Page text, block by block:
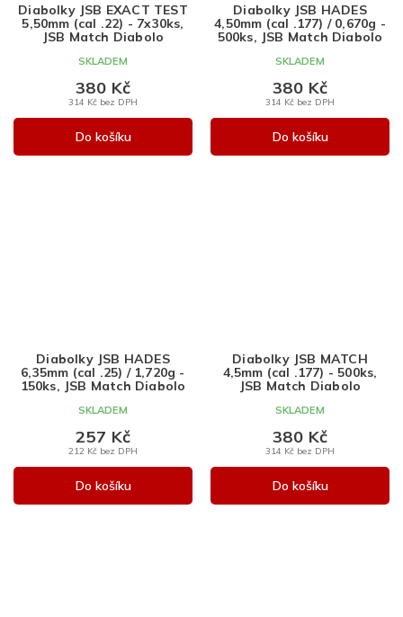
Diabolky JSB EXACT TEST
5,50mm (cal .22) - 7x30ks,
JSB Match Diabolo
SKLADEM
314 Kč bez DPH
380 Kč
Do košíku
Diabolky JSB HADES
4,50mm (cal .177) / 0,670g -
500ks, JSB Match Diabolo
SKLADEM
314 Kč bez DPH
380 Kč
Do košíku
Diabolky JSB HADES
6,35mm (cal .25) / 1,720g -
150ks, JSB Match Diabolo
SKLADEM
212 Kč bez DPH
257 Kč
Do košíku
Diabolky JSB MATCH
4,5mm (cal .177) - 500ks,
JSB Match Diabolo
SKLADEM
314 Kč bez DPH
380 Kč
Do košíku